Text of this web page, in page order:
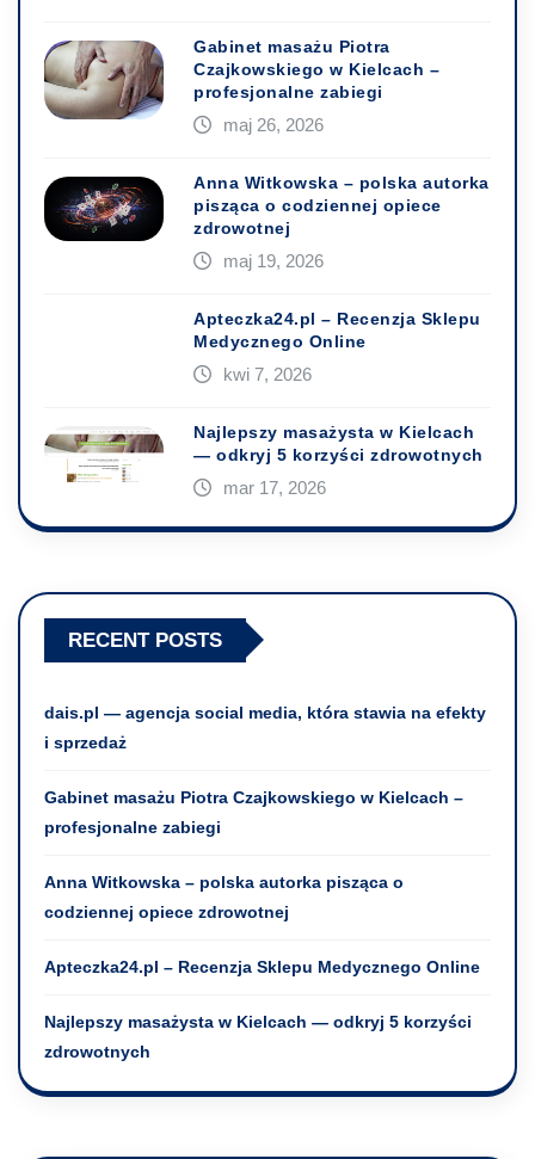
Gabinet masażu Piotra
Czajkowskiego w Kielcach –
profesjonalne zabiegi
maj 26, 2026
Anna Witkowska – polska autorka
pisząca o codziennej opiece
zdrowotnej
maj 19, 2026
Apteczka24.pl – Recenzja Sklepu
Medycznego Online
kwi 7, 2026
Najlepszy masażysta w Kielcach
— odkryj 5 korzyści zdrowotnych
mar 17, 2026
RECENT POSTS
dais.pl — agencja social media, która stawia na efekty
i sprzedaż
Gabinet masażu Piotra Czajkowskiego w Kielcach –
profesjonalne zabiegi
Anna Witkowska – polska autorka pisząca o
codziennej opiece zdrowotnej
Apteczka24.pl – Recenzja Sklepu Medycznego Online
Najlepszy masażysta w Kielcach — odkryj 5 korzyści
zdrowotnych